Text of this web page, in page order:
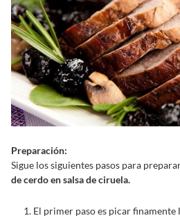
Preparación:
Sigue los siguientes pasos para
de cerdo en salsa de ciruela.
El primer paso es picar